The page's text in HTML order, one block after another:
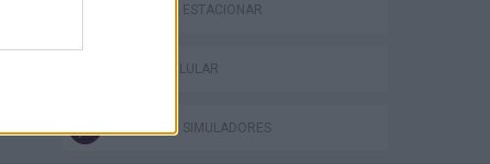
JOGOS DE ESTACIONAR
JOGOS CELULAR
JOGOS DE SIMULADORES